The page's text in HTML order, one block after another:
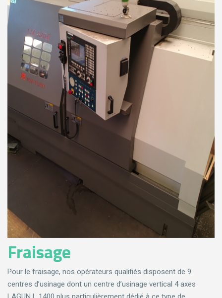
Fraisage
Pour le fraisage, nos opérateurs qualifiés disposent de 9
centres d’usinage dont un centre d’usinage vertical 4 axes